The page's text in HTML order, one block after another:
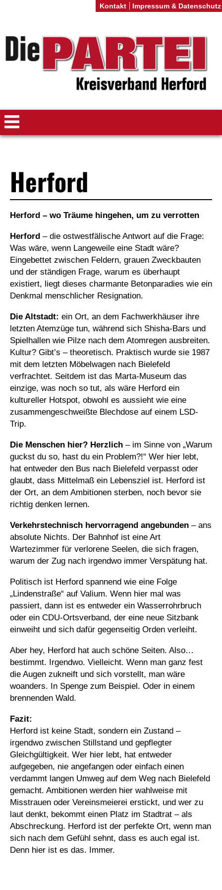
Herford
Herford – wo Träume hingehen, um zu verrotten
Herford – die ostwestfälische Antwort auf die Frage:
Was wäre, wenn Langeweile eine Stadt wäre?
Eingebettet zwischen Feldern, grauen Zweckbauten
und der ständigen Frage, warum es überhaupt
existiert, liegt dieses charmante Betonparadies wie ein
Denkmal menschlicher Resignation.
Die Altstadt: ein Ort, an dem Fachwerkhäuser ihre
letzten Atemzüge tun, während sich Shisha-Bars und
Spielhallen wie Pilze nach dem Atomregen ausbreiten.
Kultur? Gibt’s – theoretisch. Praktisch wurde sie 1987
mit dem letzten Möbelwagen nach Bielefeld
verfrachtet. Seitdem ist das Marta-Museum das
einzige, was noch so tut, als wäre Herford ein
kultureller Hotspot, obwohl es aussieht wie eine
zusammengeschweißte Blechdose auf einem LSD-
Trip.
Die Menschen hier? Herzlich – im Sinne von „Warum
guckst du so, hast du ein Problem?!“ Wer hier lebt,
hat entweder den Bus nach Bielefeld verpasst oder
glaubt, dass Mittelmaß ein Lebensziel ist. Herford ist
der Ort, an dem Ambitionen sterben, noch bevor sie
richtig denken lernen.
Verkehrstechnisch hervorragend angebunden – ans
absolute Nichts. Der Bahnhof ist eine Art
Wartezimmer für verlorene Seelen, die sich fragen,
warum der Zug nach irgendwo immer Verspätung hat.
Politisch ist Herford spannend wie eine Folge
„Lindenstraße“ auf Valium. Wenn hier mal was
passiert, dann ist es entweder ein Wasserrohrbruch
oder ein CDU-Ortsverband, der eine neue Sitzbank
einweiht und sich dafür gegenseitig Orden verleiht.
Aber hey, Herford hat auch schöne Seiten. Also…
bestimmt. Irgendwo. Vielleicht. Wenn man ganz fest
die Augen zukneift und sich vorstellt, man wäre
woanders. In Spenge zum Beispiel. Oder in einem
brennenden Wald.
Fazit:
Herford ist keine Stadt, sondern ein Zustand –
irgendwo zwischen Stillstand und gepflegter
Gleichgültigkeit. Wer hier lebt, hat entweder
aufgegeben, nie angefangen oder einfach einen
verdammt langen Umweg auf dem Weg nach Bielefeld
gemacht. Ambitionen werden hier wahlweise mit
Misstrauen oder Vereinsmeierei erstickt, und wer zu
laut denkt, bekommt einen Platz im Stadtrat – als
Abschreckung. Herford ist der perfekte Ort, wenn man
sich nach dem Gefühl sehnt, dass es auch egal ist.
Denn hier ist es das. Immer.
Kontakt Impressum & Datenschutz